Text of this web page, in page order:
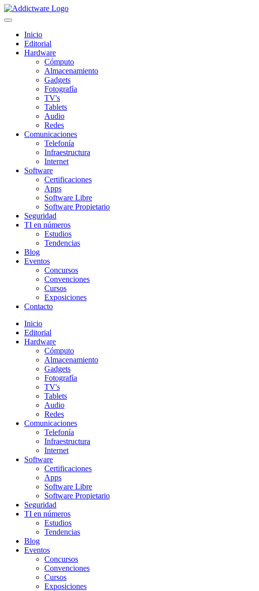
Inicio
Editorial
Hardware
Cómputo
Almacenamiento
Gadgets
Fotografía
TV's
Tablets
Audio
Redes
Comunicaciones
Telefonía
Infraestructura
Internet
Software
Certificaciones
Apps
Software Libre
Software Propietario
Seguridad
TI en números
Estudios
Tendencias
Blog
Eventos
Concursos
Convenciones
Cursos
Exposiciones
Contacto
Inicio
Editorial
Hardware
Cómputo
Almacenamiento
Gadgets
Fotografía
TV's
Tablets
Audio
Redes
Comunicaciones
Telefonía
Infraestructura
Internet
Software
Certificaciones
Apps
Software Libre
Software Propietario
Seguridad
TI en números
Estudios
Tendencias
Blog
Eventos
Concursos
Convenciones
Cursos
Exposiciones